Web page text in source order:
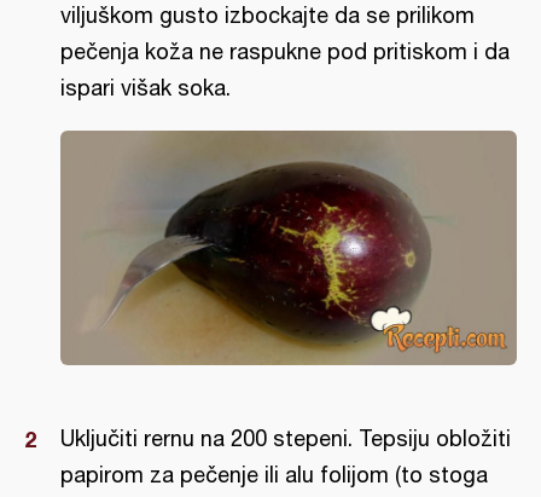
viljuškom gusto izbockajte da se prilikom
pečenja koža ne raspukne pod pritiskom i da
ispari višak soka.
Uključiti rernu na 200 stepeni. Tepsiju obložiti
papirom za pečenje ili alu folijom (to stoga